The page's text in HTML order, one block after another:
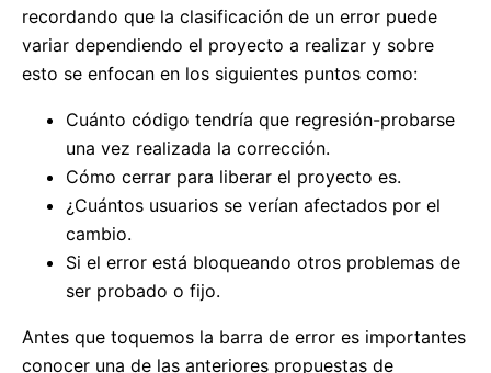
recordando que la clasificación de un error puede
variar dependiendo el proyecto a realizar y sobre
esto se enfocan en los siguientes puntos como:
Cuánto código tendría que regresión-probarse
una vez realizada la corrección.
Cómo cerrar para liberar el proyecto es.
¿Cuántos usuarios se verían afectados por el
cambio.
Si el error está bloqueando otros problemas de
ser probado o fijo.
Antes que toquemos la barra de error es importantes
conocer una de las anteriores propuestas de